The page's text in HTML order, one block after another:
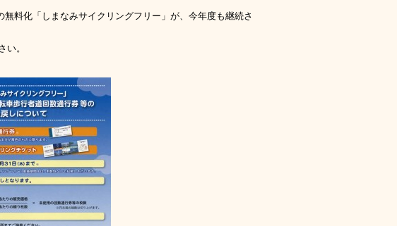
料化「しまなみサイクリングフリー」が、今年度も継続さ
い。